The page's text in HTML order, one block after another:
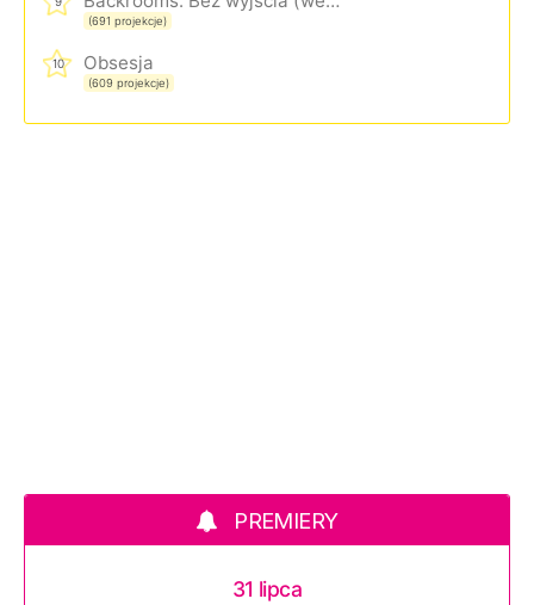
(691 projekcje)
10 Obsesja
(609 projekcje)
PREMIERY
31 lipca